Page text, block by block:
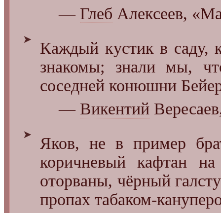
— Глеб Алексеев,
➤
Каждый кустик в саду,
знакомы; знали мы,
соседней конюшни
— Викентий
➤
Яков, не в пример
коричневый кафтан
оторваны, чёрный
пропах табаком-